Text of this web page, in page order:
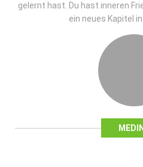
gelernt hast. Du hast inneren
ein neues Kapitel